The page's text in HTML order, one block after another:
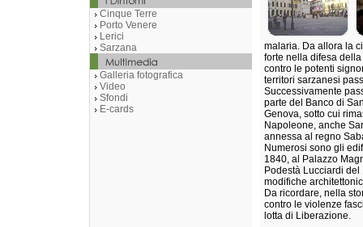
Cinque Terre
Porto Venere
Lerici
Sarzana
Galleria fotografica
Video
Sfondi
E-cards
malaria. Da allora la
forte nella difesa
contro le potenti
territori sarzanesi
Successivamente
parte del Banco di
Genova, sotto cui
Napoleone, anche
annessa al regno
Numerosi sono gli
1840, al Palazzo
Podestà Lucciardi
modifiche
Da ricordare, nella
contro le violenze
lotta di Liberazione.